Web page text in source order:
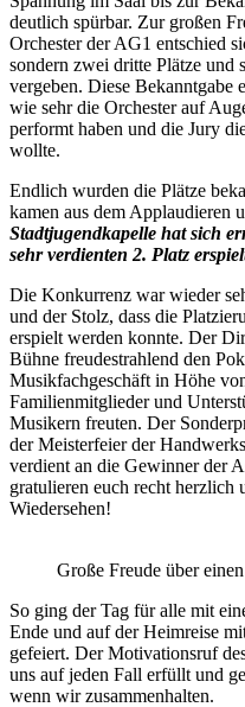
deutlich spürbar. Zur großen
Orchester der AG1 entschied
sondern zwei dritte Plätze und
vergeben. Diese Bekanntgabe
wie sehr die Orchester auf
performt haben und die Jury
wollte.
Endlich wurden die Plätze
kamen aus dem Applaudieren
Stadtjugendkapelle hat sich
sehr verdienten 2. Platz
Die Konkurrenz war wieder
und der Stolz, dass die
erspielt werden konnte. Der
Bühne freudestrahlend den
Musikfachgeschäft in Höhe
Familienmitglieder und
Musikern freuten. Der
der Meisterfeier der
verdient an die Gewinner der
gratulieren euch recht herzlich
Wiedersehen!
Große Freude über
So ging der Tag für alle mit
Ende und auf der Heimreise
gefeiert. Der Motivationsruf
uns auf jeden Fall erfüllt und
wenn wir zusammenhalten.